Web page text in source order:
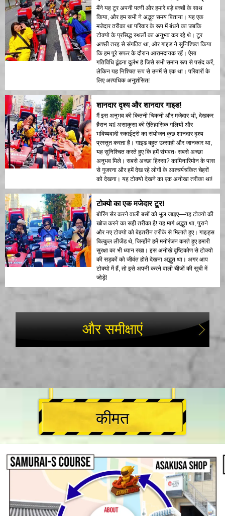
मैंने यह टूर अपनी पत्नी और हमारे बड़े बच्चों के साथ
किया, और हम सभी ने अद्भुत समय बिताया। यह एक
मजेदार तरीका था परिवार के रूप में बंधने का जबकि
टोक्यो के प्रसिद्ध स्थलों का अनुभव कर रहे थे। टूर
अच्छी तरह से संगठित था, और गाइड ने सुनिश्चित किया
कि हम पूरे सफर के दौरान आरामदायक रहें। ऐसा
गतिविधि ढूंढना दुर्लभ है जिसे सभी समान रूप से पसंद करें,
लेकिन यह निश्चित रूप से उनमें से एक था। परिवारों के
लिए अत्यधिक अनुशंसित!
शानदार दृश्य और शानदार गाइड!
मैं इस अनुभव की कितनी चिकनी और मजेदार थी, देखकर
हैरान था! असाकुसा की ऐतिहासिक गलियों और
भविष्यवादी स्काईट्री का संयोजन कुछ शानदार दृश्य
प्रस्तुत करता है। गाइड बहुत उत्साही और जानकार था,
यह सुनिश्चित करते हुए कि हमें संभवतः सबसे अच्छा
अनुभव मिले। सबसे अच्छा हिस्सा? कामिनारिमोन के पास
से गुजरना और हमें देख रहे लोगों के आश्चर्यचकित चेहरों
को देखना। यह टोक्यो देखने का एक अनोखा तरीका था!
टोक्यो का एक मजेदार टूर!
बोरिंग सैर करने वाली बसों को भूल जाइए—यह टोक्यो की
खोज करने का सही तरीका है! यह मार्ग अद्भुत था, पुराने
और नए टोक्यो को बेहतरीन तरीके से मिलाते हुए। गाइड्स
बिल्कुल लीजेंड थे, जिन्होंने हमें मनोरंजन करते हुए हमारी
सुरक्षा का भी ध्यान रखा। इस अनोखे दृष्टिकोण से टोक्यो
की सड़कों को जीवंत होते देखना अद्भुत था। अगर आप
टोक्यो में हैं, तो इसे अपनी करने वाली चीजों की सूची में
जोड़ें!
और समीक्षाएं
कीमत